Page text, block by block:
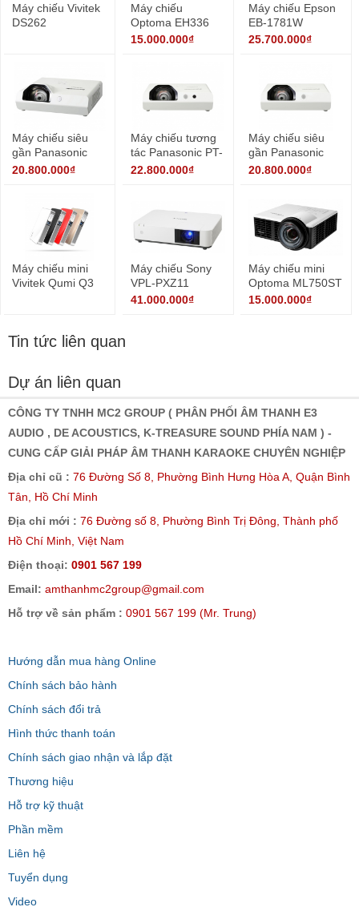
Máy chiếu Vivitek
DS262
Máy chiếu
Optoma EH336
15.000.000₫
Máy chiếu Epson
EB-1781W
25.700.000₫
Máy chiếu siêu
gần Panasonic
PT-TW370
20.800.000₫
Máy chiếu tương
tác Panasonic PT-
TW351R
22.800.000₫
Máy chiếu siêu
gần Panasonic
PT-TX430
20.800.000₫
Máy chiếu mini
Vivitek Qumi Q3
Máy chiếu Sony
VPL-PXZ11
41.000.000₫
Máy chiếu mini
Optoma ML750ST
15.000.000₫
Tin tức liên quan
Dự án liên quan
CÔNG TY TNHH MC2 GROUP ( PHÂN PHỐI ÂM THANH E3
AUDIO , DE ACOUSTICS, K-TREASURE SOUND PHÍA NAM ) -
CUNG CẤP GIẢI PHÁP ÂM THANH KARAOKE CHUYÊN NGHIỆP
Địa chỉ cũ : 76 Đường Số 8, Phường Bình Hưng Hòa A, Quận Bình
Tân, Hồ Chí Minh
Địa chỉ mới : 76 Đường số 8, Phường Bình Trị Đông, Thành phố
Hồ Chí Minh, Việt Nam
Điện thoại: 0901 567 199
Email: amthanhmc2group@gmail.com
Hỗ trợ về sản phẩm : 0901 567 199 (Mr. Trung)
Hướng dẫn mua hàng Online
Chính sách bảo hành
Chính sách đổi trả
Hình thức thanh toán
Chính sách giao nhận và lắp đặt
Thương hiệu
Hỗ trợ kỹ thuật
Phần mềm
Liên hệ
Tuyển dụng
Video